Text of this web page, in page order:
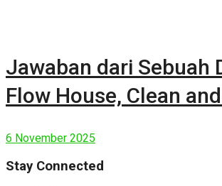
Jawaban dari Sebuah
Flow House, Clean
6 November 2025
Stay Connected